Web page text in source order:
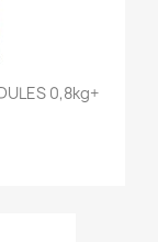
0,8kg+